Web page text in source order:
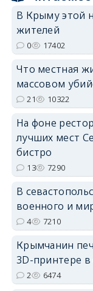
В Крыму этой
жителей
0 17402
Что местная
массовом
21 10322
На фоне
лучших мест
бистро
13 7290
В
военного и
4 7210
Крымчанин
3D-принтере
2 6474